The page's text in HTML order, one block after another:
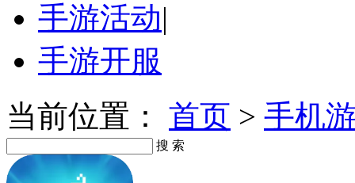
手游活动|
手游开服
当前位置： 首页 > 手机
搜 索